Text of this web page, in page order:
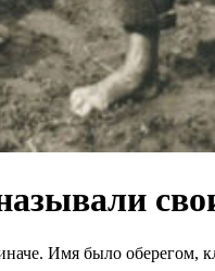
Имя было оберегом,